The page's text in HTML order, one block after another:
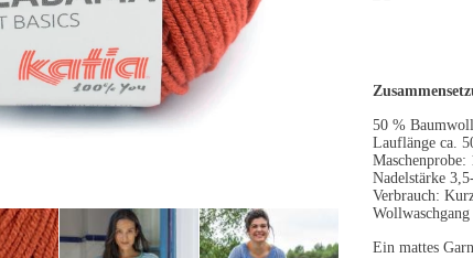
50 %
Lauflänge ca.
Nadelstärke
Verbrauch:
Ein mattes